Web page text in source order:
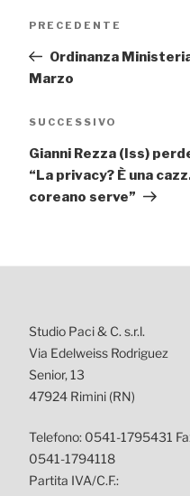
Articolo
PRECEDENTE
Ordinanza
Marzo
Articolo
SUCCESSIVO
Gianni Rezza (Iss)
“La privacy? È una
coreano serve”
Studio Paci & C. s.r.l.
Via Edelweiss Rodriguez
Senior, 13
47924 Rimini (RN)
Telefono: 0541-1795431
0541-1794118
Partita IVA/C.F.: